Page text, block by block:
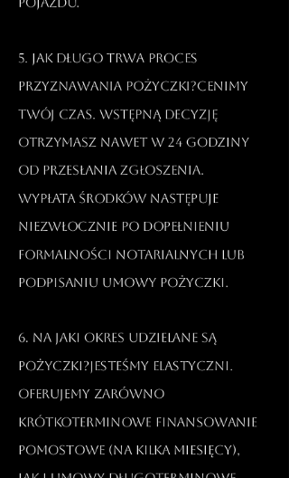
5. Jak długo trwa proces
przyznawania pożyczki?Cenimy
Twój czas. Wstępną decyzję
otrzymasz nawet w 24 godziny
od przesłania zgłoszenia.
Wypłata środków następuje
niezwłocznie po dopełnieniu
formalności notarialnych lub
podpisaniu umowy pożyczki.​
6. Na jaki okres udzielane są
pożyczki?Jesteśmy elastyczni.
Oferujemy zarówno
krótkoterminowe finansowanie
pomostowe (na kilka miesięcy),